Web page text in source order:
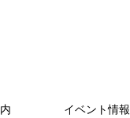
イベント情報